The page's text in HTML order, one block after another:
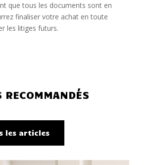
que tous les documents sont en
finaliser votre achat en toute
les litiges futurs.
RECOMMANDÉS
les articles